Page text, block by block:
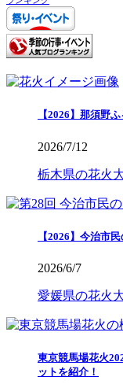
【2026】那須野
2026/7/12
栃木県の花火
【2026】今治市
2026/6/7
愛媛県の花火
東京競馬場花火
ットを紹介！